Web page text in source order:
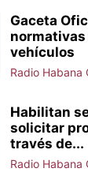
Gaceta
vehículos
Radio Habana
Habilitan
solicitar
través de...
Radio Habana